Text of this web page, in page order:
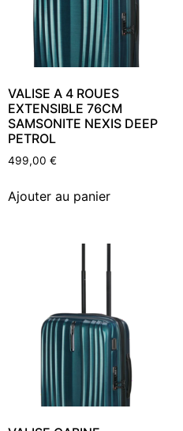
VALISE A 4 ROUES
EXTENSIBLE 76CM
SAMSONITE NEXIS DEEP
PETROL
499,00 €
Ajouter au panier